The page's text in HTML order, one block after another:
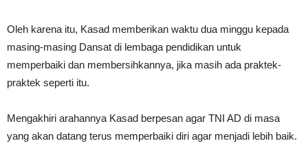
Oleh karena itu, Kasad memberikan waktu dua minggu kepada
masing-masing Dansat di lembaga pendidikan untuk
memperbaiki dan membersihkannya, jika masih ada praktek-
praktek seperti itu.
Mengakhiri arahannya Kasad berpesan agar TNI AD di masa
yang akan datang terus memperbaiki diri agar menjadi lebih baik.